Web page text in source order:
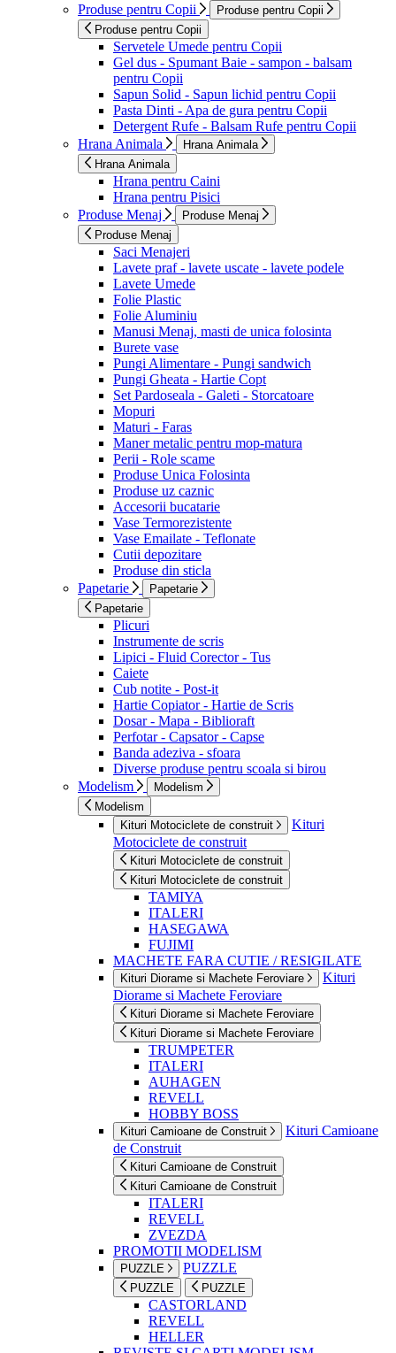
Produse pentru Copii
Produse pentru Copii
Produse pentru Copii
Servetele Umede pentru Copii
Gel dus - Spumant Baie - sampon - balsam
pentru Copii
Sapun Solid - Sapun lichid pentru Copii
Pasta Dinti - Apa de gura pentru Copii
Detergent Rufe - Balsam Rufe pentru Copii
Hrana Animala
Hrana Animala
Hrana Animala
Hrana pentru Caini
Hrana pentru Pisici
Produse Menaj
Produse Menaj
Produse Menaj
Saci Menajeri
Lavete praf - lavete uscate - lavete podele
Lavete Umede
Folie Plastic
Folie Aluminiu
Manusi Menaj, masti de unica folosinta
Burete vase
Pungi Alimentare - Pungi sandwich
Pungi Gheata - Hartie Copt
Set Pardoseala - Galeti - Storcatoare
Mopuri
Maturi - Faras
Maner metalic pentru mop-matura
Perii - Role scame
Produse Unica Folosinta
Produse uz caznic
Accesorii bucatarie
Vase Termorezistente
Vase Emailate - Teflonate
Cutii depozitare
Produse din sticla
Papetarie
Papetarie
Papetarie
Plicuri
Instrumente de scris
Lipici - Fluid Corector - Tus
Caiete
Cub notite - Post-it
Hartie Copiator - Hartie de Scris
Dosar - Mapa - Biblioraft
Perfotar - Capsator - Capse
Banda adeziva - sfoara
Diverse produse pentru scoala si birou
Modelism
Modelism
Modelism
Kituri Motociclete de construit
Kituri
Motociclete de construit
Kituri Motociclete de construit
Kituri Motociclete de construit
TAMIYA
ITALERI
HASEGAWA
FUJIMI
MACHETE FARA CUTIE / RESIGILATE
Kituri Diorame si Machete Feroviare
Kituri
Diorame si Machete Feroviare
Kituri Diorame si Machete Feroviare
Kituri Diorame si Machete Feroviare
TRUMPETER
ITALERI
AUHAGEN
REVELL
HOBBY BOSS
Kituri Camioane de Construit
Kituri Camioane
de Construit
Kituri Camioane de Construit
Kituri Camioane de Construit
ITALERI
REVELL
ZVEZDA
PROMOTII MODELISM
PUZZLE PUZZLE
PUZZLE PUZZLE
CASTORLAND
REVELL
HELLER